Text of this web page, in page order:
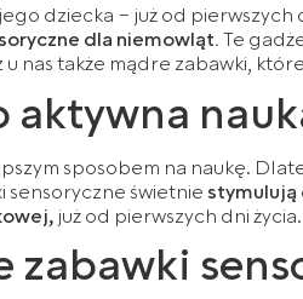
dziecka – już od
dla niemowląt.Te
nas także mądre zabawki,
aktywna
sposobem na naukę.
sensoryczne świetnie stymulują
już od pierwszych dni życia.
zabawki